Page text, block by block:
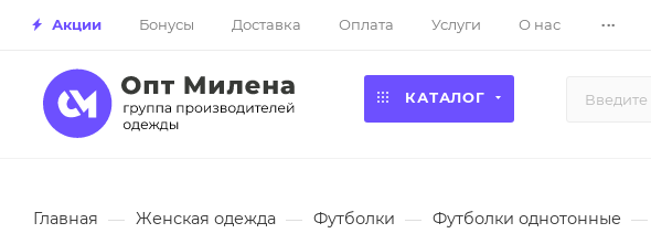
Акции Бонусы Доставка Оплата Услуги О нас ...
КАТАЛОГ
Главная — Женская одежда — Футболки — Футболки однотонные —